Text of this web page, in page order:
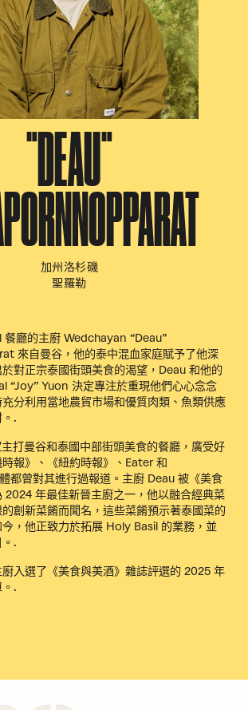
"DEAU"
加州洛杉磯
聖羅勒
餐廳的主廚 Wedchayan “Deau”
來自曼谷，他的泰中混血家庭賦予了他深
對正宗泰國街頭美食的渴望，Deau 和他的
“Joy” Yuon 決定專注於重現他們心心念念
分利用當地農貿市場和優質肉類、魚類供應
.
打曼谷和泰國中部街頭美食的餐廳，廣受好
報》、《紐約時報》、Eater 和
都曾對其進行過報道。主廚 Deau 被《美食
2024 年最佳新晉主廚之一，他以融合經典菜
創新菜餚而聞名，這些菜餚預示著泰國菜的
，他正致力於拓展 Holy Basil 的業務，並
.
入選了《美食與美酒》雜誌評選的 2025 年
.